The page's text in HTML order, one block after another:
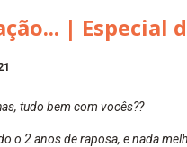
| Especial
tudo bem com vocês??
o 2 anos de raposa, e nada